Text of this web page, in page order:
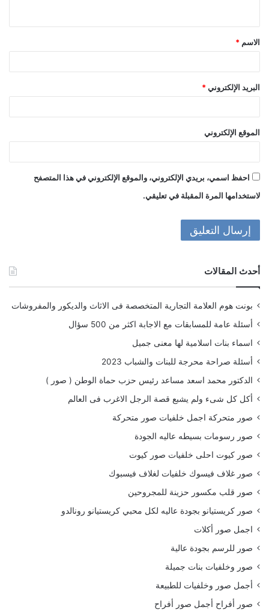
ق
*
الاسم *
البريد الإلكتروني *
الموقع الإلكتروني
احفظ اسمي، بريدي الإلكتروني، والموقع الإلكتروني في هذا المتصفح
لاستخدامها المرة المقبلة في تعليقي.
أحدث المقالات
بونت هوم العلامة التجارية المتخصصة فى الاثاث والديكور والمفروشات
أسئلة عامة للمسابقات مع الاجابة اكثر من 500 سؤال
اسماء بنات اسلامية لها معنى جميل
أسئلة صراحة محرجة للبنات والشباب 2023
الدكتور محمد اسعد مساعد رئيس حزب حماة الوطن ( صور )
أكل كل شىء ولم يشبع قصة الرجل الاغرب فى العالم
صور متحركة اجمل خلفيات صور متحركة
صور رسومات بسيطه عاليه الجودة
صور كيوت احلى خلفيات صور كيوت
صور غلاف فيسوك خلفيات لغلاف فيسبوك
صور قلب مكسور حزينة للمجروحين
صور كريستيانو بجودة عاليه لكل محبي كريستيانو رونالدو
اجمل صور أكلات
صور للرسم بجودة عالية
صور وخلفيات بنات جميلة
أجمل صور وخلفيات للطبيعة
صور أفراح أجمل صور أفراح